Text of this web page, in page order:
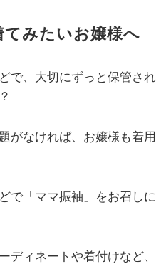
てみたいお嬢様へ
で、大切にずっと保管され
がなければ、お嬢様も着用
で「ママ振袖」をお召しに
ディネートや着付けなど、